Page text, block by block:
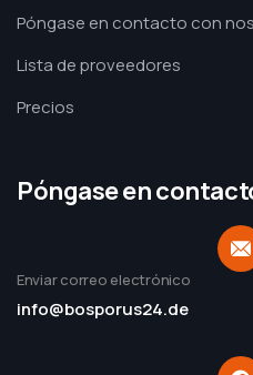
Póngase en contacto con
Lista de proveedores
Precios
Póngase en
Enviar correo electrónico
info@bosporus24.de